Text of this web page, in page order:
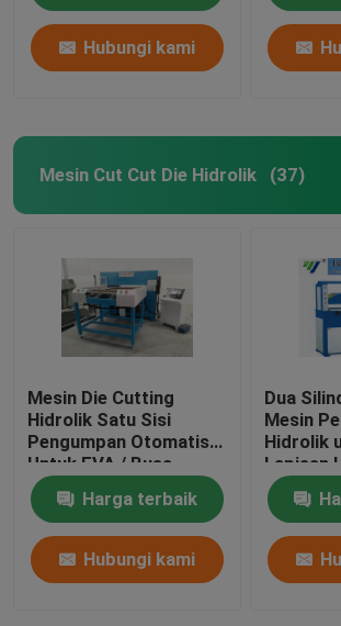
Hubungi kami
Mesin Cut Cut Die Hidrolik (37)
Mesin Die Cutting
Hidrolik Satu Sisi
Pengumpan Otomatis
Untuk EVA / Busa
Harga terbaik
Hubungi kami
Dua
Mesin
Hidrolik
Lapisan